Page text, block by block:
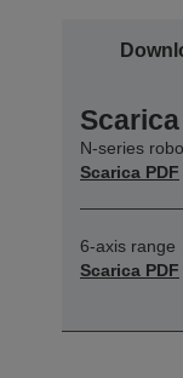
N-series
Scarica PDF
6-axis range
Scarica PDF